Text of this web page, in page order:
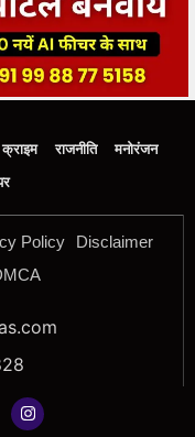
क्राइम राजनीति
मनोरंजन
Policy
Disclaimer